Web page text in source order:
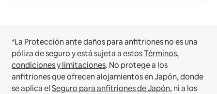
*La Protección ante daños para anfitriones no es una
póliza de seguro y está sujeta a estosTérminos,
condiciones y limitaciones. No protege a los
anfitriones que ofrecen alojamientos en Japón, donde
se aplica elSeguro para anfitriones de Japón, ni a los